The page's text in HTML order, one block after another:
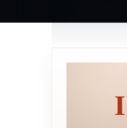
I